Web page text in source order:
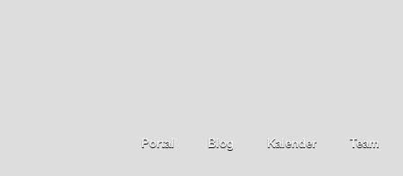
Portal Blog Kalender Team